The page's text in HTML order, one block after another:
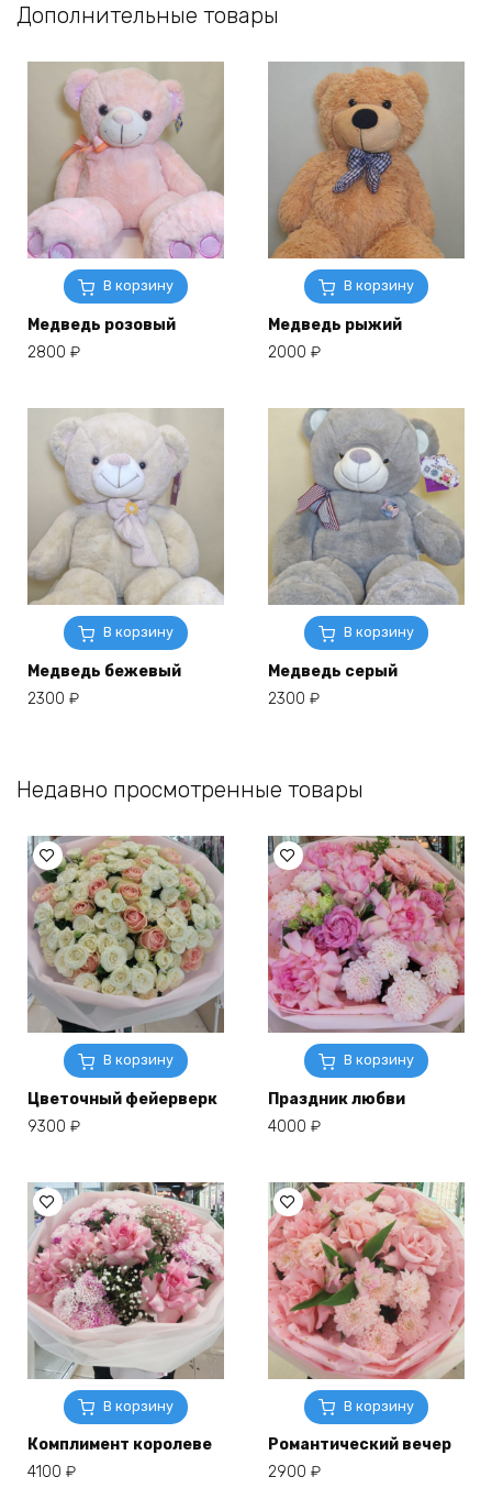
Дополнительные товары
В корзину
Медведь розовый
2800 ₽
В корзину
Медведь рыжий
2000 ₽
В корзину
Медведь бежевый
2300 ₽
В корзину
Медведь серый
2300 ₽
Недавно просмотренные товары
В корзину
Цветочный фейерверк
9300 ₽
В корзину
Праздник любви
4000 ₽
В корзину
Комплимент королеве
4100 ₽
В корзину
Романтический вечер
2900 ₽